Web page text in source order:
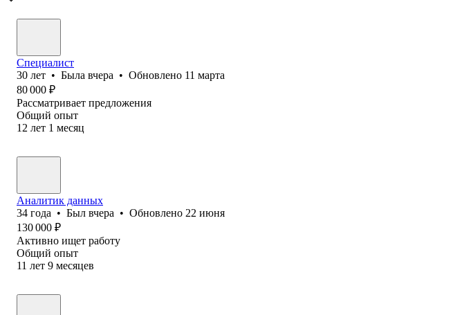
Специалист
30 лет • Была вчера • Обновлено 11 марта
80 000 ₽
Рассматривает предложения
Общий опыт
12 лет 1 месяц
Аналитик данных
34 года • Был вчера • Обновлено 22 июня
130 000 ₽
Активно ищет работу
Общий опыт
11 лет 9 месяцев